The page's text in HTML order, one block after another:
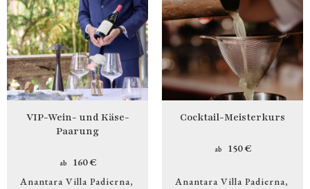
VIP-Wein- und Käse-
Paarung
ab
160 €
Anantara Villa Padierna
Cocktail-Meisterkurs
ab 150 €
Anantara Villa Padierna